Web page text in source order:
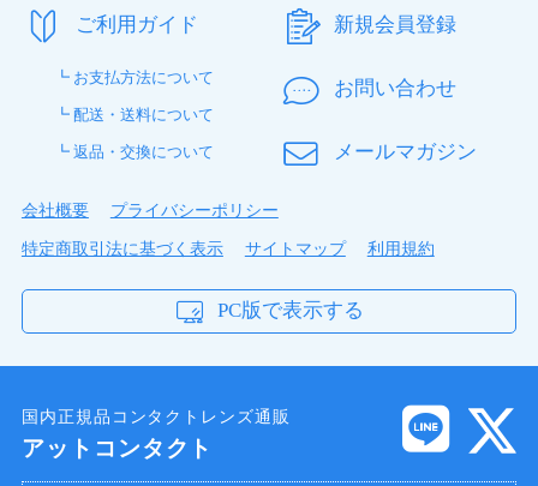
ご利用ガイド
┗ お支払方法について
┗ 配送・送料について
┗ 返品・交換について
新規会員登録
お問い合わせ
メールマガジン
会社概要
プライバシーポリシー
特定商取引法に基づく表示
サイトマップ 利用規約
PC版で表示する
国内正規品コンタクトレンズ通販
アットコンタクト